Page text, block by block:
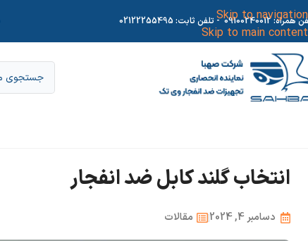
Skip to navigation
Skip to main content
همراه:09100240012- تلفن ثابت: 02122255495
انتخاب گلند کابل ضد انفجار
دسامبر 4, 2024 مقالات